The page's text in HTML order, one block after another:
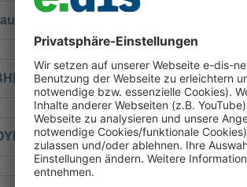
All Inclusive.pdf
BHP All Inclusive